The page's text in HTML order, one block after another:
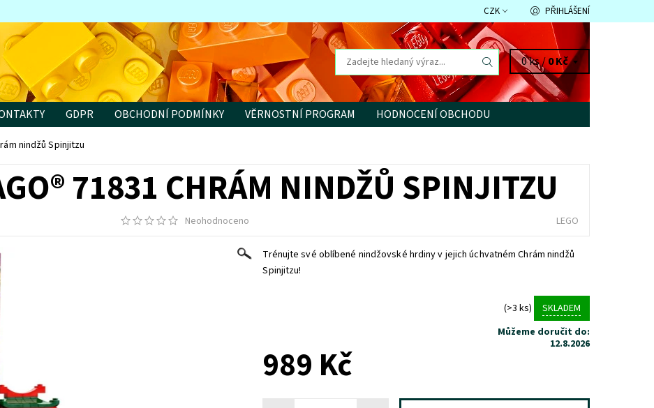
CZK PŘIHLÁŠENÍ
0 ks /0 Kč
GDPR OBCHODNÍ PODMÍNKY VĚRNOSTNÍ PROGRAM
HODNOCENÍ OBCHODU
nindžů Spinjitzu
71831 CHRÁM NINDŽŮ SPINJITZU
Neohodnoceno LEGO
Trénujte své oblíbené nindžovské hrdiny v jejich úchvatném Chrám nindžů
Spinjitzu!
(>3 ks)
SKLADEM
Můžeme doručit do:
12.8.2026
989 Kč